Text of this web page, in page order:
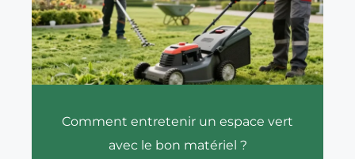
Comment entretenir un espace vert
avec le bon matériel ?